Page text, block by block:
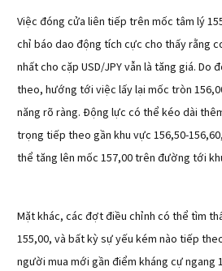
Việc đóng cửa liên tiếp trên mốc tâm lý
chỉ báo dao động tích cực cho thấy rằng
nhất cho cặp USD/JPY vẫn là tăng giá. Do
theo, hướng tới việc lấy lại mốc tròn
năng rõ ràng. Động lực có thể kéo dài
trọng tiếp theo gần khu vực 156,50-
thể tăng lên mốc 157,00 trên đường tới
Mặt khác, các đợt điều chỉnh có thể tìm
155,00, và bất kỳ sự yếu kém nào tiếp
người mua mới gần điểm kháng cự ngang